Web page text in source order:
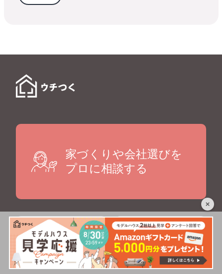
家づくりや会社選びを
プロに相談する
ご相談者の
家づくり体験
ご相談事例